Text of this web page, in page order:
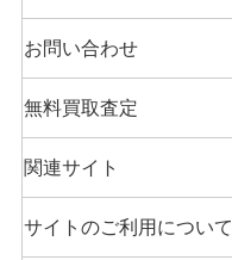
お問い合わせ
無料買取査定
関連サイト
サイトのご利用について